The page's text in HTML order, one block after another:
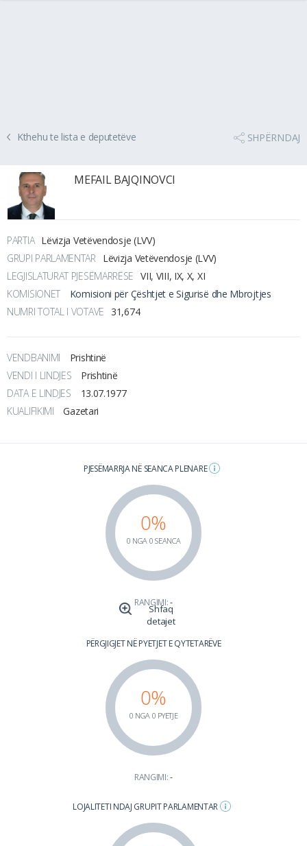
Kthehu te lista e deputetëve SHPËRNDAJ
MEFAIL BAJQINOVCI
PARTIA Lëvizja Vetëvendosje (LVV)
GRUPI PARLAMENTAR
Lëvizja Vetëvendosje (LVV)
LEGJISLATURAT PJESËMARRËSE VII, VIII, IX, X, XI
KOMISIONET
Komisioni për Çështjet e Sigurisë dhe Mbrojtjes
NUMRI TOTAL I VOTAVE
31,674
VENDBANIMI
Prishtinë
VENDI I LINDJES
Prishtinë
DATA E LINDJES
13.07.1977
KUALIFIKIMI
Gazetari
PJESËMARRJA NË SEANCA PLENARE
0%
0 NGA 0 SEANCA
RANGIMI:-
Shfaq
detajet
PËRGJIGJET NË PYETJET E QYTETARËVE
0%
0 NGA 0 PYETJE
RANGIMI:-
LOJALITETI NDAJ GRUPIT PARLAMENTAR